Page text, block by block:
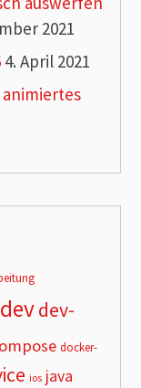
2021
4. April 2021
devdev-
docker-
ios java